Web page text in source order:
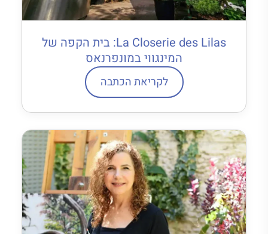
La Closerie des Lilas: בית הקפה של
המינגווי במונפרנאס
לקריאת הכתבה